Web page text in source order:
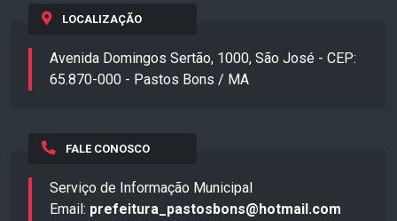
LOCALIZAÇÃO
Avenida Domingos Sertão, 1000, São José - CEP:
65.870-000 - Pastos Bons / MA
FALE CONOSCO
Serviço de Informação Municipal
Email: prefeitura_pastosbons@hotmail.com